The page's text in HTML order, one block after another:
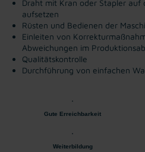
Draht mit Kran oder Stapler auf
aufsetzen
Rüsten und Bedienen der
Einleiten von
Abweichungen im
Qualitätskontrolle
Durchführung von einfachen
Gute Erreichbarkeit
Weiterbildung